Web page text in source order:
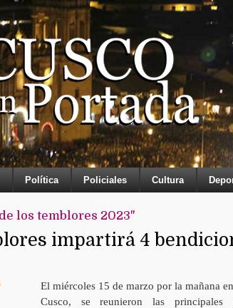
Política Policiales Cultura
los temblores 2023"
impartirá 4
El miércoles 15 de marzo por la mañana
Cusco, se reunieron las principales